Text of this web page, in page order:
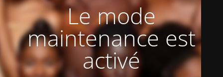
Le mode
maintenance est
activé